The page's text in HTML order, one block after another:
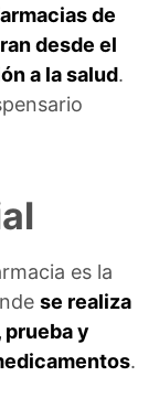
de
desde el
a la salud.
es la
se realiza
y
.